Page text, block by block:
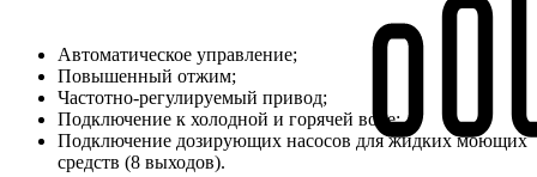
Автоматическое управление;
Повышенный отжим;
Частотно-регулируемый привод;
Подключение к холодной и горячей воде;
Подключение дозирующих насосов для жидких моющих
средств (8 выходов).